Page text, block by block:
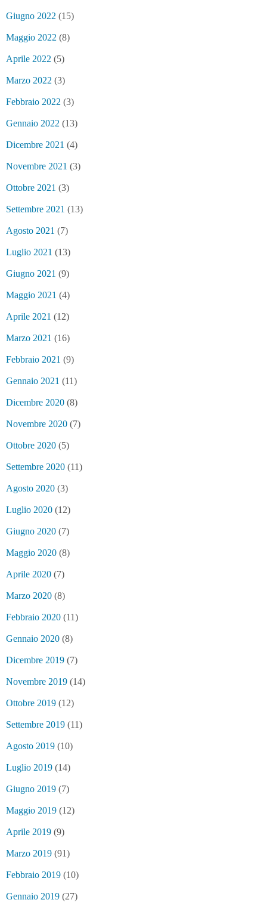
Giugno 2022 (15)
Maggio 2022 (8)
Aprile 2022 (5)
Marzo 2022 (3)
Febbraio 2022 (3)
Gennaio 2022 (13)
Dicembre 2021 (4)
Novembre 2021 (3)
Ottobre 2021 (3)
Settembre 2021 (13)
Agosto 2021 (7)
Luglio 2021 (13)
Giugno 2021 (9)
Maggio 2021 (4)
Aprile 2021 (12)
Marzo 2021 (16)
Febbraio 2021 (9)
Gennaio 2021 (11)
Dicembre 2020 (8)
Novembre 2020 (7)
Ottobre 2020 (5)
Settembre 2020 (11)
Agosto 2020 (3)
Luglio 2020 (12)
Giugno 2020 (7)
Maggio 2020 (8)
Aprile 2020 (7)
Marzo 2020 (8)
Febbraio 2020 (11)
Gennaio 2020 (8)
Dicembre 2019 (7)
Novembre 2019 (14)
Ottobre 2019 (12)
Settembre 2019 (11)
Agosto 2019 (10)
Luglio 2019 (14)
Giugno 2019 (7)
Maggio 2019 (12)
Aprile 2019 (9)
Marzo 2019 (91)
Febbraio 2019 (10)
Gennaio 2019 (27)